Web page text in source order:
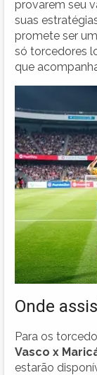
provarem seu
suas
promete ser
só torcedores
que
Onde
Para os
Vasco x
estarão